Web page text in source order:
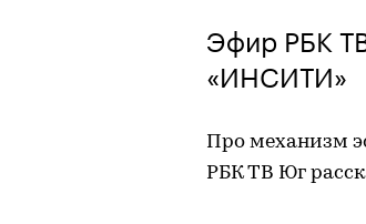
Эфир РБК
«ИНСИТИ»
Про механизм
РБК ТВ Юг